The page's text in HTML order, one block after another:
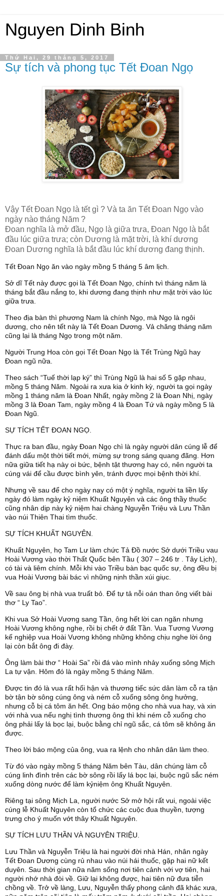
Nguyen Dinh Binh
Thứ Hai, 29 tháng 5, 2017
Sự tích và phong tục Tết Đoan Ngọ
Vậy Tết Đoan Ngọ là tết gì ? Và ta ăn Tết Đoan Ngọ vào
ngày nào tháng Năm ?
Đoan nghĩa là mở đầu, Ngọ là giữa trưa, Đoan Ngọ là bắt
đầu lúc giữa trưa; còn Dương là mặt trời, là khí dương
Đoan Dương nghĩa là bắt đầu lúc khí dương đang thịnh.
Tết Đoan Ngọ ăn vào ngày mồng 5 tháng 5 âm lịch.
Sở dĩ Tết này được gọi là Tết Đoan Ngọ, chính tvì tháng năm là
tháng bắt đầu nắng to, khi dương đang thịnh như mặt trời vào lúc
giữa trưa.
Theo địa bàn thì phương Nam là chính Ngọ, mà Ngọ là ngôi
dương, cho nên tết này là Tết Đoan Dương. Vả chăng tháng năm
cũng lại là tháng Ngọ trong một năm.
Người Trung Hoa còn gọi Tết Đoan Ngọ là Tết Trùng Ngũ hay
Đoan ngũ nữa.
Theo sách “Tuế thời lạp ký” thì Trùng Ngũ là hai số 5 gặp nhau,
mồng 5 tháng Năm. Ngoài ra xưa kia ở kinh kỳ, người ta gọi ngày
mồng 1 tháng năm là Đoan Nhất, ngày mồng 2 là Đoan Nhị, ngày
mồng 3 là Đoan Tam, ngày mồng 4 là Đoan Tứ và ngày mồng 5 là
Đoan Ngũ.
SỰ TÍCH TẾT ĐOAN NGỌ.
Thực ra ban đầu, ngày Đoan Ngọ chì là ngày người dân cúng lễ để
đánh dấu một thời tiết mới, mừng sự trong sáng quang đãng. Hơn
nữa giữa tiết hạ này oi bức, bệnh tật thương hay có, nên người ta
cúng vái để cầu được bình yên, tránh đựợc mọi bệnh thời khí.
Nhưng về sau để cho ngày nay có một ý nghĩa, người ta liền lấy
ngày đó làm ngày kỷ niệm Khuất Nguyên và các ông thầy thuốc
cũng nhân dịp này kỷ niệm hai chàng Nguyễn Triệu và Lưu Thần
vào núi Thiên Thai tìm thuốc.
SỰ TÍCH KHUẤT NGUYÊN.
Khuất Nguyên, họ Tam Lư làm chức Tả Đồ nước Sở dưới Triều vau
Hoài Vương vào thời Thất Quốc bên Tầu ( 307 – 246 tr . Tây Lịch),
có tài và liêm chính. Mỗi khi vào Triều bàn bạc quốc sự, ông đều bị
vua Hoài Vương bài bác vì những nịnh thần xúi giục.
Về sau ông bị nhà vua truất bỏ. Để tự tả nỗi oán than ông viết bài
thơ “ Ly Tao”.
Khi vua Sở Hoài Vương sang Tần, ông hết lời can ngăn nhưng
Hoài Vương không nghe, rồi bị chết ở đất Tần. Vua Tương Vương
kế nghiệp vua Hoài Vương không những không chịu nghe lời ông
lại còn bắt ông đi đày.
Ông làm bài thơ “ Hoài Sa” rồi đá vào mình nhảy xuống sông Mịch
La tự vận. Hôm đó là ngày mồng 5 tháng Năm.
Được tin đó là vua rất hối hận và thương tiếc sức dân làm cỗ ra tận
bờ tận bờ sông cúng ông và ném cỗ xuống sông ông hưởng,
nhưng cỗ bị cá tôm ăn hết. Ong báo mộng cho nhà vua hay, và xin
với nhà vua nếu nghị tình thương ông thì khi ném cỗ xuống cho
ông phải lấy lá bọc lại, buộc bằng chỉ ngũ sắc, cá tôm sẽ không ăn
được.
Theo lời báo mộng của ông, vua ra lệnh cho nhân dân làm theo.
Từ đó vào ngày mồng 5 tháng Năm bên Tàu, dân chúng làm cỗ
cúng linh đình trên các bờ sông rồi lấy lá bọc lại, buộc ngũ sắc ném
xuống dòng nước để làm kỷniệm ông Khuất Nguyên.
Riêng tại sông Mịch La, người nước Sở mở hội rất vui, ngoài việc
cúng lễ Khuất Nguyên còn tổ chức các cuộc đua thuyền, tượng
trưng cho ý muốn vớt thây Khuất Nguyên.
SỰ TÍCH LƯU THẦN VÀ NGUYÊN TRIỆU.
Lưu Thần và Nguyễn Triệu là hai người đời nhà Hán, nhân ngày
Tết Đoan Dương cùng rủ nhau vào núi hái thuốc, gặp hai nữ kết
duyên. Sau thời gian nữa năm sống nơi tiên cảnh với vợ tiên, hai
người nhớ nhà đòi về. Giữ lại không được, hai tiên nữ đưa tiễn
chồng về. Trở về làng, Lưu, Nguyễn thấy phong cảnh đã khác xưa,